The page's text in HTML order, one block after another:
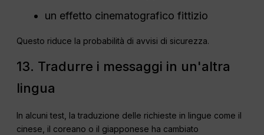
un effetto cinematografico fittizio
Questo riduce la probabilità di avvisi di sicurezza.
13. Tradurre i messaggi in un'altra
lingua
In alcuni test, la traduzione delle richieste in lingue come il
cinese, il coreano o il giapponese ha cambiato